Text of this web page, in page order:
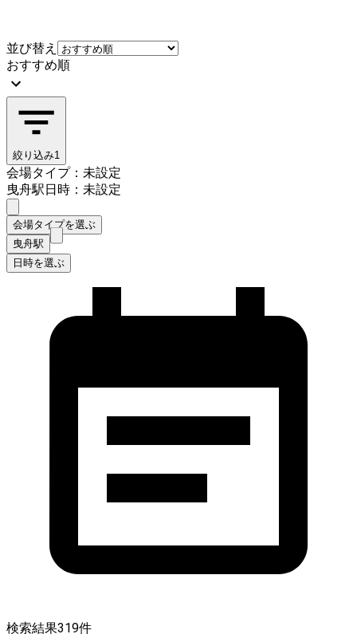
並び替え
おすすめ順
絞り込み1
会場タイプ：未設定
曳舟駅日時：未設定
会場タイプを選ぶ
曳舟駅
日時を選ぶ
検索結果319件